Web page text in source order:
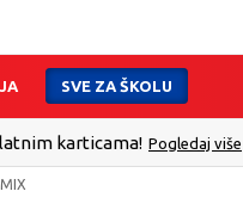
SVE ZA ŠKOLU
karticama! Pogledaj više